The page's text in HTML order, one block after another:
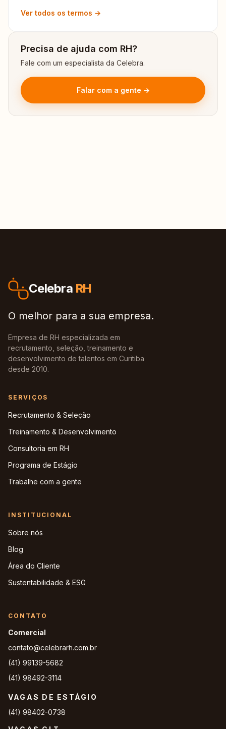
Ver todos os termos →
Precisa de ajuda com RH?
Fale com um especialista da Celebra.
Falar com a gente →
Celebra RH
O melhor para a sua empresa.
Empresa de RH especializada em
recrutamento, seleção, treinamento e
desenvolvimento de talentos em Curitiba
desde 2010.
SERVIÇOS
Recrutamento & Seleção
Treinamento & Desenvolvimento
Consultoria em RH
Programa de Estágio
Trabalhe com a gente
INSTITUCIONAL
Sobre nós
Blog
Área do Cliente
Sustentabilidade & ESG
CONTATO
Comercial
contato@celebrarh.com.br
(41) 99139-5682
(41) 98492-3114
VAGAS DE ESTÁGIO
(41) 98402-0738